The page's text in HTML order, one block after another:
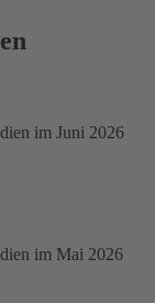
im Juni 2026
im Mai 2026